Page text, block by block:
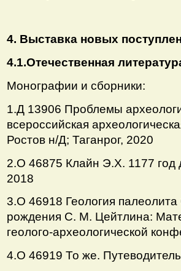
4. Выставка новых
4.1.Отечественная
Монографии и сборники:
1.Д 13906 Проблемы
всероссийская
Ростов н/Д; Таганрог, 2020
2.О 46875 Клайн Э.Х. 1177 год
2018
3.О 46918 Геология
рождения С. М. Цейтлина:
геолого-археологической
4.О 46919 То же.